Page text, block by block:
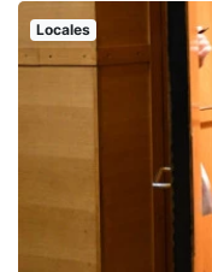
Locales